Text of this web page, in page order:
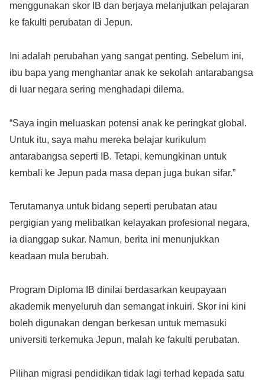
menggunakan skor IB dan berjaya melanjutkan pelajaran
ke fakulti perubatan di Jepun.
Ini adalah perubahan yang sangat penting. Sebelum ini,
ibu bapa yang menghantar anak ke sekolah antarabangsa
di luar negara sering menghadapi dilema.
“Saya ingin meluaskan potensi anak ke peringkat global.
Untuk itu, saya mahu mereka belajar kurikulum
antarabangsa seperti IB. Tetapi, kemungkinan untuk
kembali ke Jepun pada masa depan juga bukan sifar.”
Terutamanya untuk bidang seperti perubatan atau
pergigian yang melibatkan kelayakan profesional negara,
ia dianggap sukar. Namun, berita ini menunjukkan
keadaan mula berubah.
Program Diploma IB dinilai berdasarkan keupayaan
akademik menyeluruh dan semangat inkuiri. Skor ini kini
boleh digunakan dengan berkesan untuk memasuki
universiti terkemuka Jepun, malah ke fakulti perubatan.
Pilihan migrasi pendidikan tidak lagi terhad kepada satu